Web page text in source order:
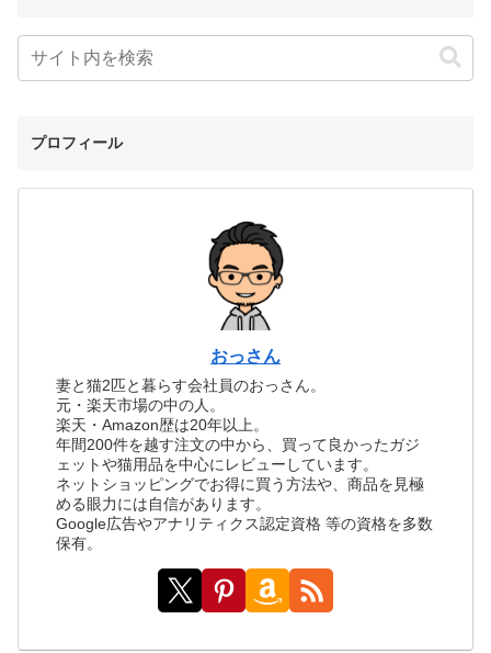
プロフィール
おっさん
妻と猫2匹と暮らす会社員のおっさん。
元・楽天市場の中の人。
楽天・Amazon歴は20年以上。
年間200件を越す注文の中から、買って良かったガジ
ェットや猫用品を中心にレビューしています。
ネットショッピングでお得に買う方法や、商品を見極
める眼力には自信があります。
Google広告やアナリティクス認定資格 等の資格を多数
保有。